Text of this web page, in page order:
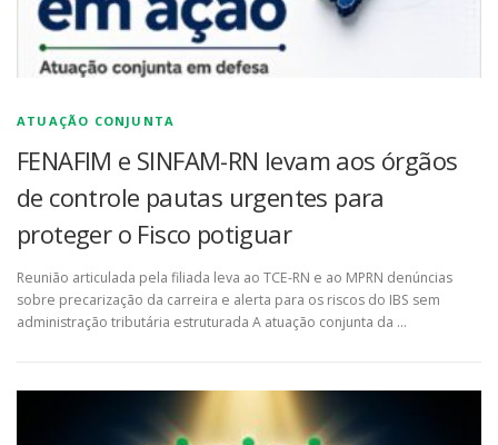
ATUAÇÃO CONJUNTA
FENAFIM e SINFAM-RN levam aos órgãos
de controle pautas urgentes para
proteger o Fisco potiguar
Reunião articulada pela filiada leva ao TCE-RN e ao MPRN denúncias
sobre precarização da carreira e alerta para os riscos do IBS sem
administração tributária estruturada A atuação conjunta da …